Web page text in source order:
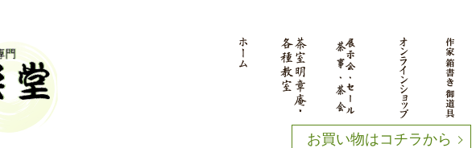
お買い物はコチラから